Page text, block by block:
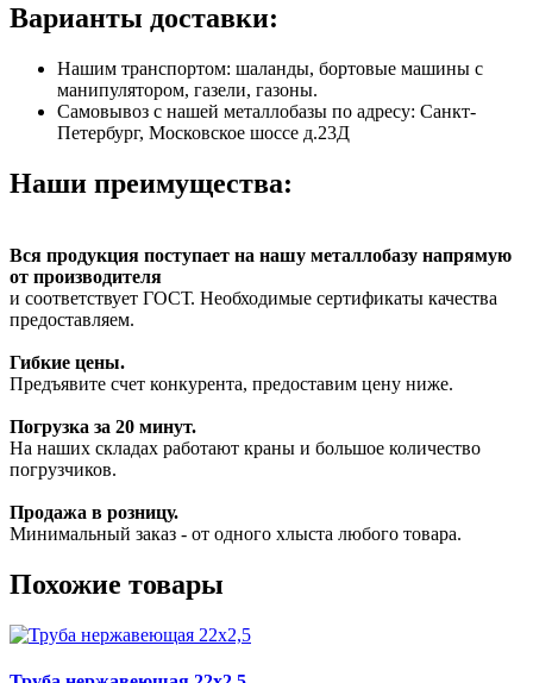
Варианты доставки:
Нашим транспортом: шаланды, бортовые машины с
манипулятором, газели, газоны.
Самовывоз с нашей металлобазы по адресу: Санкт-
Петербург, Московское шоссе д.23Д
Наши преимущества:
Вся продукция поступает на нашу металлобазу напрямую
от производителя
и соответствует ГОСТ. Необходимые сертификаты качества
предоставляем.
Гибкие цены.
Предъявите счет конкурента, предоставим цену ниже.
Погрузка за 20 минут.
На наших складах работают краны и большое количество
погрузчиков.
Продажа в розницу.
Минимальный заказ - от одного хлыста любого товара.
Похожие товары